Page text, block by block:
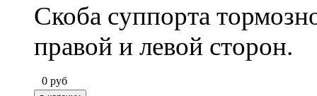
Скоба суппорта
правой и левой сторон.
0 руб